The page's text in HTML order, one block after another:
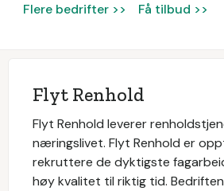
Flere bedrifter >> Få tilbud >>
Flyt Renhold
Flyt Renhold leverer
næringslivet. Flyt Renhold er
rekruttere de dyktigste
høy kvalitet til riktig tid.